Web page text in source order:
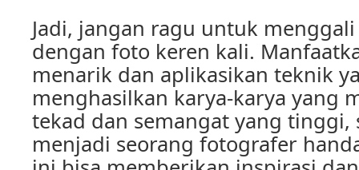
Jadi, jangan ragu untuk
dengan foto keren kali.
menarik dan aplikasikan teknik
menghasilkan karya-karya yang
tekad dan semangat yang tinggi,
menjadi seorang fotografer